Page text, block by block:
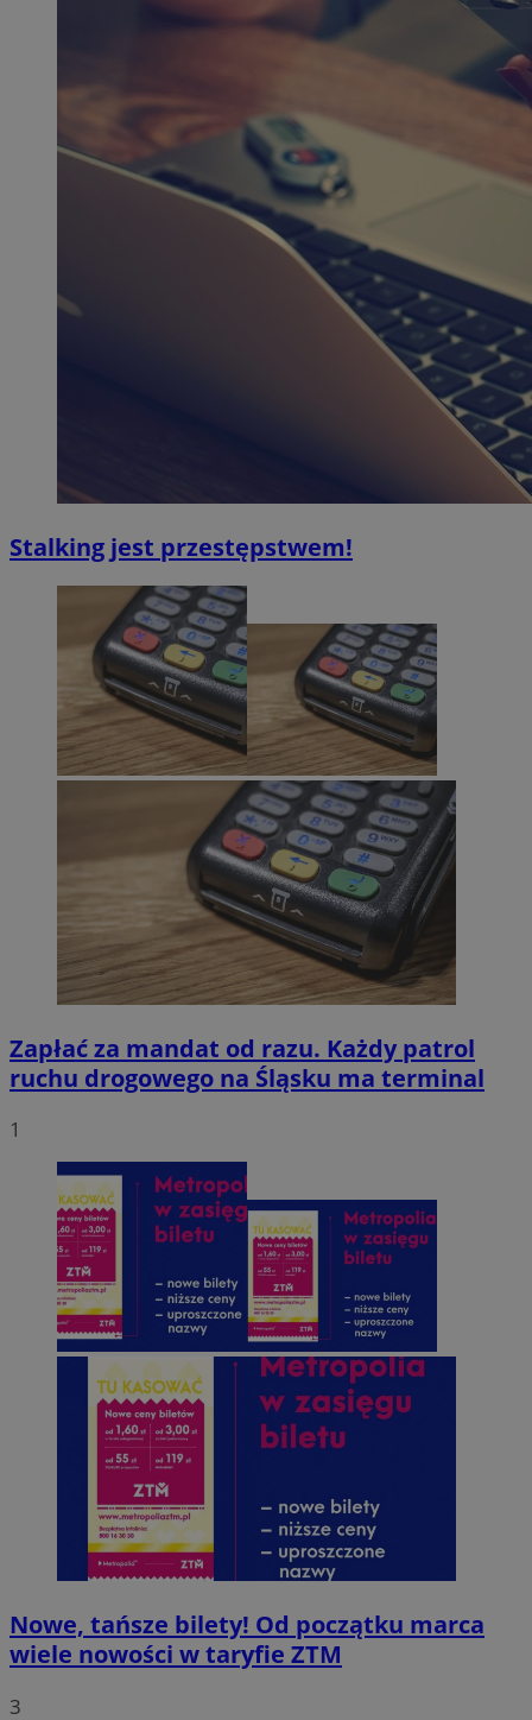
Stalking jest przestępstwem!
Zapłać za mandat od razu. Każdy patrol
ruchu drogowego na Śląsku ma terminal
1
Nowe, tańsze bilety! Od początku marca
wiele nowości w taryfie ZTM
3